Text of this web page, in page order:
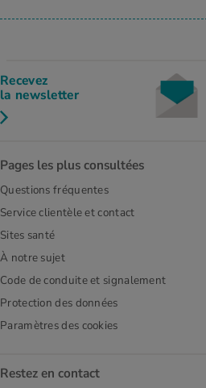
Recevez
la newsletter
Pages les plus consultées
Questions fréquentes
Service clientèle et contact
Sites santé
À notre sujet
Code de conduite et signalement
Protection des données
Paramètres des cookies
Restez en contact